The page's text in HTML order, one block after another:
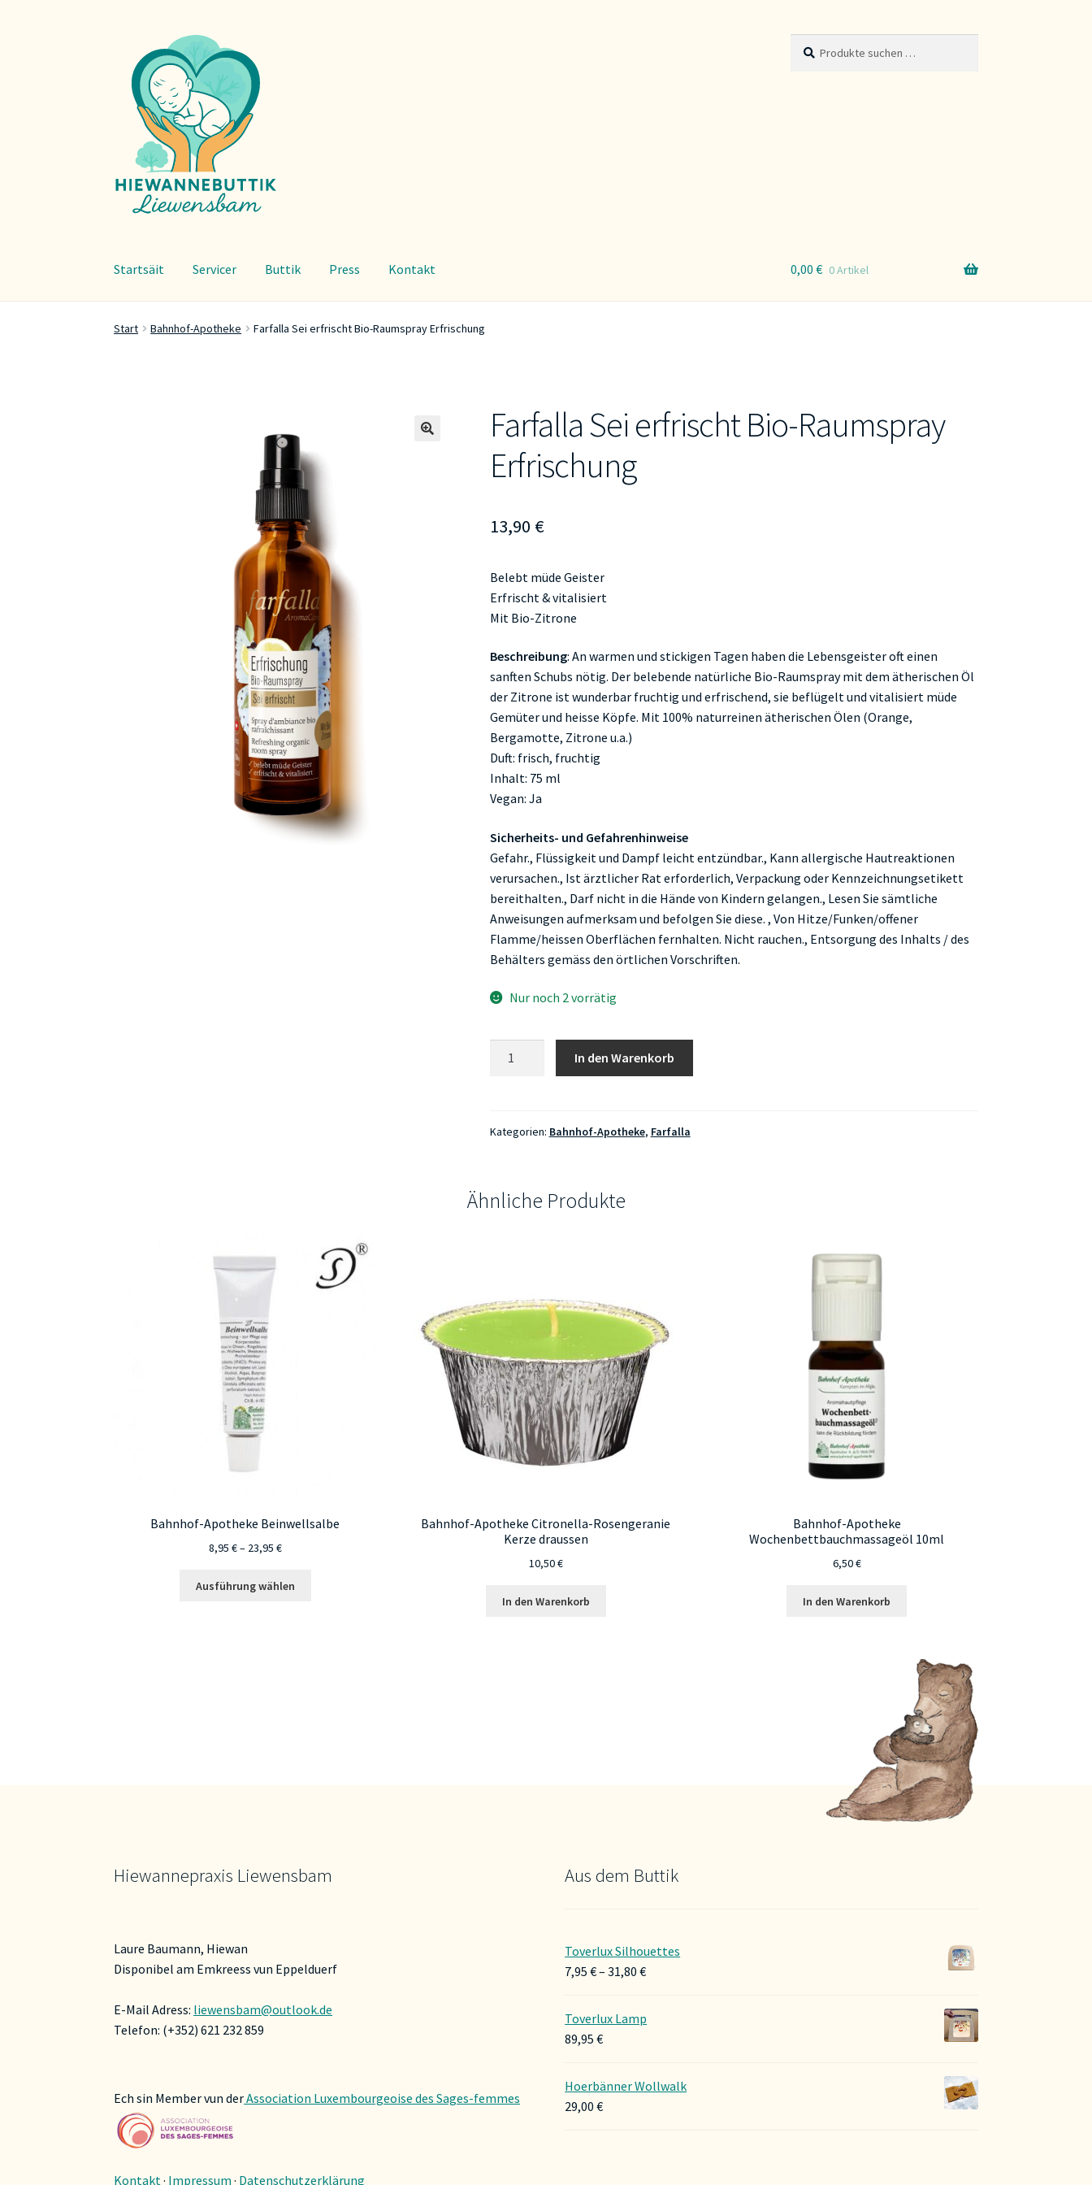
Navigation
springen
Inhalt
springen
nach:
Startsäit Servicer Buttik Press Kontakt 0,00 € 0 Artikel
Start Bahnhof-Apotheke Farfalla Sei erfrischt Bio-Raumspray Erfrischung
Farfalla Sei erfrischt Bio-Raumspray
Erfrischung
13,90 €
Belebt müde Geister
Erfrischt & vitalisiert
Mit Bio-Zitrone
Beschreibung: An warmen und stickigen Tagen haben die Lebensgeister oft einen
sanften Schubs nötig. Der belebende natürliche Bio-Raumspray mit dem ätherischen Öl
der Zitrone ist wunderbar fruchtig und erfrischend, sie beflügelt und vitalisiert müde
Gemüter und heisse Köpfe. Mit 100% naturreinen ätherischen Ölen (Orange,
Bergamotte, Zitrone u.a.)
Duft: frisch, fruchtig
Inhalt: 75 ml
Vegan: Ja
Sicherheits- und Gefahrenhinweise
Gefahr., Flüssigkeit und Dampf leicht entzündbar., Kann allergische Hautreaktionen
verursachen., Ist ärztlicher Rat erforderlich, Verpackung oder Kennzeichnungsetikett
bereithalten., Darf nicht in die Hände von Kindern gelangen., Lesen Sie sämtliche
Anweisungen aufmerksam und befolgen Sie diese. , Von Hitze/Funken/offener
Flamme/heissen Oberflächen fernhalten. Nicht rauchen., Entsorgung des Inhalts / des
Behälters gemäss den örtlichen Vorschriften.
Nur noch 2 vorrätig
Raumspray
In den Warenkorb
Kategorien: Bahnhof-Apotheke, Farfalla
Ähnliche Produkte
Bahnhof-Apotheke Beinwellsalbe
8,95 €– 23,95 €Preisspanne:
bis
Ausführung wählen
Bahnhof-Apotheke Citronella-Rosengeranie
Kerze draussen
10,50€
In den Warenkorb
Bahnhof-Apotheke
Wochenbettbauchmassageöl 10ml
6,50€
In den Warenkorb
Hiewannepraxis Liewensbam
Laure Baumann, Hiewan
Disponibel am Emkreess vun Eppelduerf
E-Mail Adress: liewensbam@outlook.de
Telefon: (+352) 621 232 859
Ech sin Member vun derAssociation Luxembourgeoise des Sages-femmes
Kontakt· Impressum · Datenschutzerklärung
Aus dem Buttik
Toverlux Silhouettes
7,95€–31,80€Preisspanne:
Toverlux Lamp
89,95€
Hoerbänner Wollwalk
29,00€